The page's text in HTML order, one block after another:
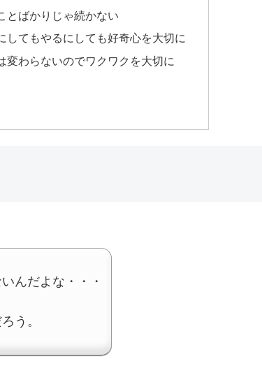
とばかりじゃ続かない
してもやるにしても好奇心を大切に
変わらないのでワクワクを大切に
んだよな・・・
う。